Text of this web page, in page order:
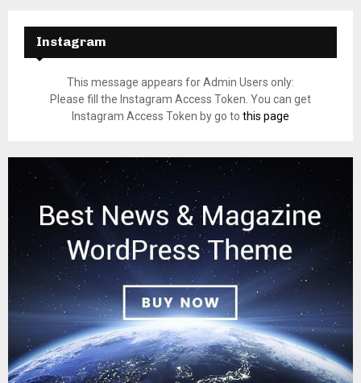
Instagram
This message appears for Admin Users only:
Please fill the Instagram Access Token. You can get
Instagram Access Token by go to this page